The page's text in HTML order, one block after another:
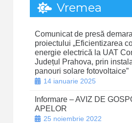
Vremea
Comunicat de presă
proiectului „Eficientizarea
energie electrică la UAT
Județul Prahova, prin
panouri solare fotovoltaice”
14 ianuarie 2025
Informare – AVIZ DE
APELOR
25 noiembrie 2022